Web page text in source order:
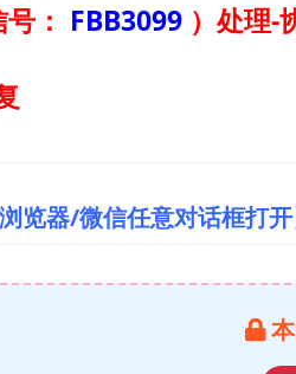
： FBB3099 ） 处理-
览器/微信任意对话框打开